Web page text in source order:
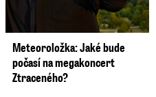
Meteoroložka: Jaké bude
počasí na megakoncert
Ztraceného?